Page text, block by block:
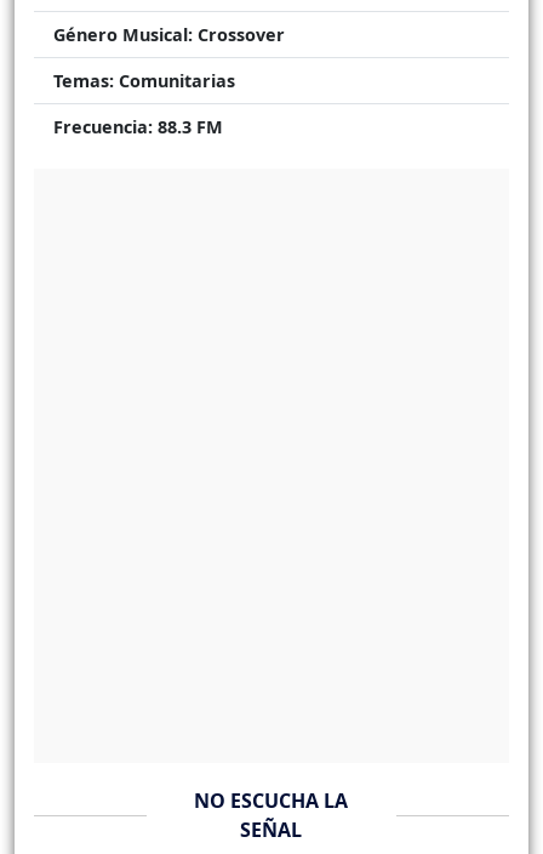
Género Musical: Crossover
Temas: Comunitarias
Frecuencia: 88.3 FM
NO ESCUCHA LA
SEÑAL